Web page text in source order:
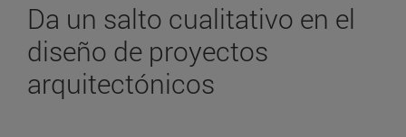
Da un salto cualitativo en el
diseño de proyectos
arquitectónicos